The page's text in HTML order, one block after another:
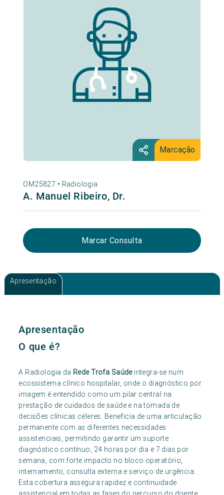
Marcação
OM25827 • Radiologia
A. Manuel Ribeiro, Dr.
Marcar Consulta
Apresentação
Apresentação
O que é?
A Radiologia da Rede Trofa Saúdeintegra-se num
ecossistema clínico hospitalar, onde o diagnóstico por
imagem é entendido como um pilar central na
prestação de cuidados de saúde e na tomada de
decisões clínicas céleres. Beneficia de uma articulação
permanente com as diferentes necessidades
assistenciais, permitindo garantir um suporte
diagnóstico contínuo, 24 horas por dia e 7 dias por
semana, com forte impacto no bloco operatório,
internamento, consulta externa e serviço de urgência.
Esta cobertura assegura rapidez e continuidade